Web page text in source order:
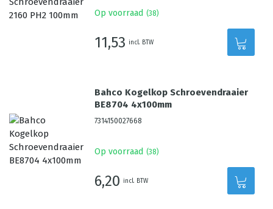
Op voorraad (38)
11,53 incl. BTW
Bahco Kogelkop Schroevendraaier
BE8704 4x100mm
7314150027668
Op voorraad (38)
6,20 incl. BTW